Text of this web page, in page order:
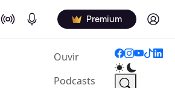
On Air Podcasts Premium Log in
Ouvir(current)
Podcasts